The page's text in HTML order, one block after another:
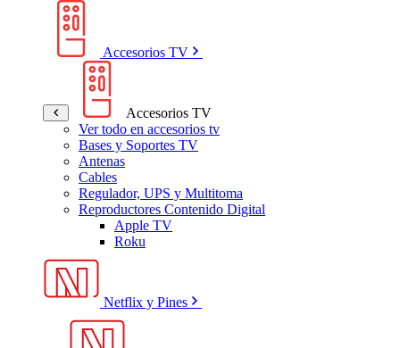
Accesorios TV
Accesorios TV
Ver todo en accesorios tv
Bases y Soportes TV
Antenas
Cables
Regulador, UPS y Multitoma
Reproductores Contenido Digital
Apple TV
Roku
Netflix y Pines